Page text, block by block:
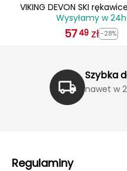
VIKING DEVON SKI
męskie narciarskie 110/22/
Wysyłamy w 24h
5749 zł -28%
Szybka
nawet w
Regulaminy